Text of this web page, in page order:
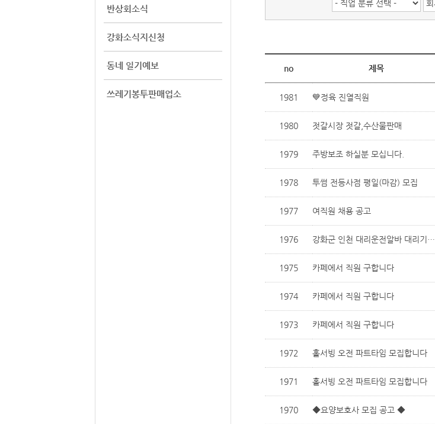
반상회소식
강화소식지신청
동네 일기예보
쓰레기봉투판매업소
no 제목
1981 💙정육 진열직원
1980 젓갈시장 젓갈,수산물판매
1979 주방보조 하실분 모십니다.
1978 투썸 전등사점 평일(마감) 모집
1977 여직원 채용 공고
1976 강화군 인천 대리운전알바 대리기사모집 탁송기사 모집
1975 카페에서 직원 구합니다
1974 카페에서 직원 구합니다
1973 카페에서 직원 구합니다
1972 홀서빙 오전 파트타임 모집합니다
1971 홀서빙 오전 파트타임 모집합니다
1970 ◆요양보호사 모집 공고 ◆